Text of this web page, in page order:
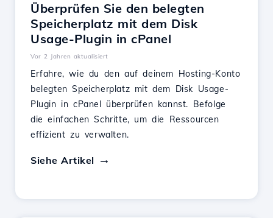
Überprüfen Sie den belegten
Speicherplatz mit dem Disk
Usage-Plugin in cPanel
Vor 2 Jahren aktualisiert
Erfahre, wie du den auf deinem Hosting-Konto
belegten Speicherplatz mit dem Disk Usage-
Plugin in cPanel überprüfen kannst. Befolge
die einfachen Schritte, um die Ressourcen
effizient zu verwalten.
Siehe Artikel